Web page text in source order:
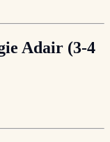
Adair (3-4